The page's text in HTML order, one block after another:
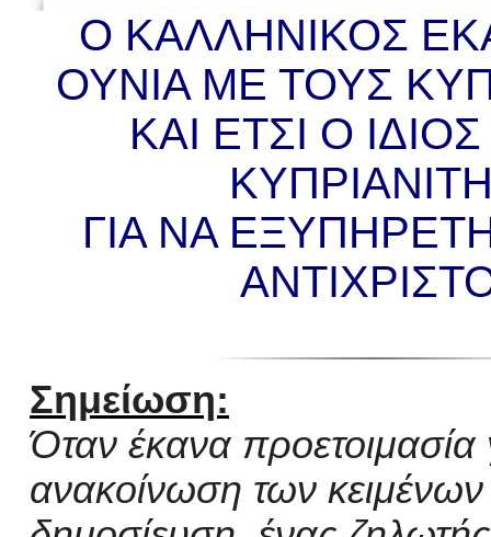
Ο ΚΑΛΛΗΝΙΚΟΣ
ΟΥΝΙΑ ΜΕ ΤΟΥΣ
ΚΑΙ ΕΤΣΙ Ο
ΓΙΑ ΝΑ
Σημείωση:
Όταν έκανα προετοιμασία
ανακοίνωση των κειμένων